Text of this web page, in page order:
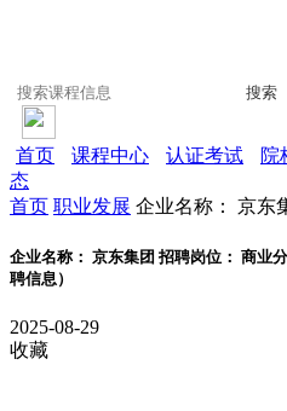
搜索
首页 课程中心 认证考试 院
态
首页 职业发展 企业名称： 京东
企业名称： 京东集团 招聘岗位： 商业
聘信息）
2025-08-29
收藏